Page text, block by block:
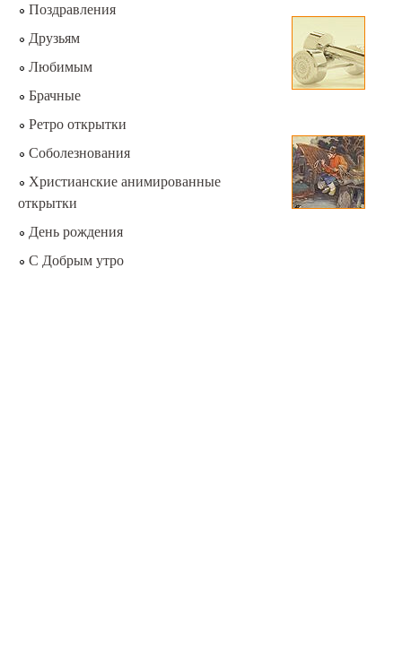
Поздравления
Друзьям
Любимым
Брачные
Ретро открытки
Соболезнования
Христианские анимированные
открытки
День рождения
С Добрым утро